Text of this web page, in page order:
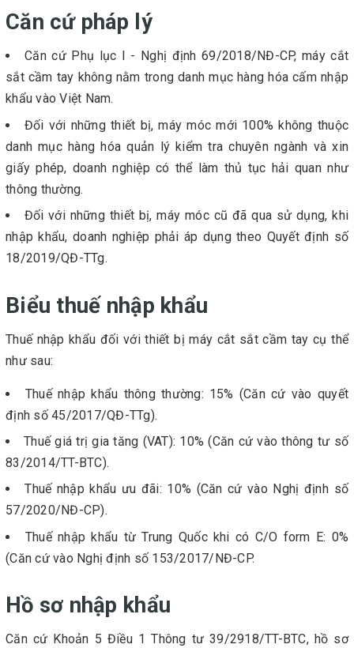
Căn cứ pháp lý
Căn cứ Phụ lục I - Nghị định 69/2018/NĐ-CP, máy cắt
sắt cầm tay không nằm trong danh mục hàng hóa cấm nhập
khẩu vào Việt Nam.
Đối với những thiết bị, máy móc mới 100% không thuộc
danh mục hàng hóa quản lý kiểm tra chuyên ngành và xin
giấy phép, doanh nghiệp có thể làm thủ tục hải quan như
thông thường.
Đối với những thiết bị, máy móc cũ đã qua sử dụng, khi
nhập khẩu, doanh nghiệp phải áp dụng theo Quyết định số
18/2019/QĐ-TTg.
Biểu thuế nhập khẩu
Thuế nhập khẩu đối với thiết bị máy cắt sắt cầm tay cụ thể
như sau:
Thuế nhập khẩu thông thường: 15% (Căn cứ vào quyết
định số 45/2017/QĐ-TTg).
Thuế giá trị gia tăng (VAT): 10% (Căn cứ vào thông tư số
83/2014/TT-BTC).
Thuế nhập khẩu ưu đãi: 10% (Căn cứ vào Nghị định số
57/2020/NĐ-CP).
Thuế nhập khẩu từ Trung Quốc khi có C/O form E: 0%
(Căn cứ vào Nghị định số 153/2017/NĐ-CP.
Hồ sơ nhập khẩu
Căn cứ Khoản 5 Điều 1 Thông tư 39/2918/TT-BTC, hồ sơ